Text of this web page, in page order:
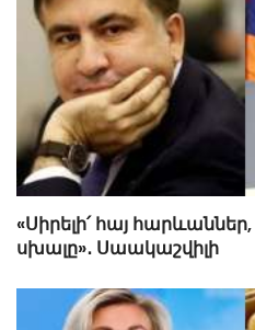
«Սիրելի՛ հայ
սխալը»․ Սաակաշվիլի